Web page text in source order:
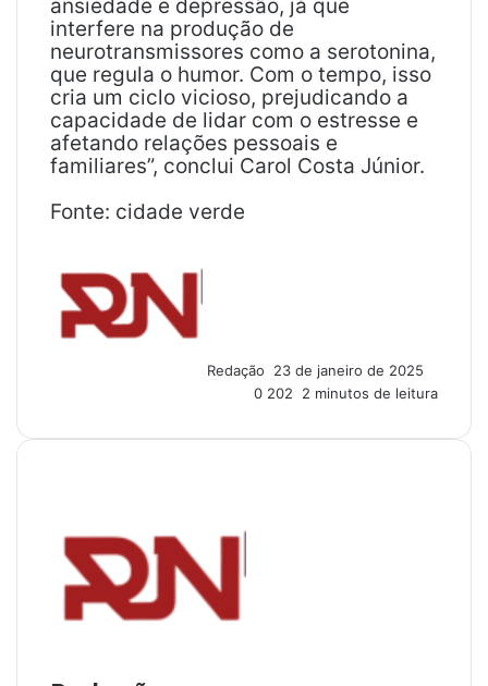
ansiedade e depressão, já que
interfere na produção de
neurotransmissores como a serotonina,
que regula o humor. Com o tempo, isso
cria um ciclo vicioso, prejudicando a
capacidade de lidar com o estresse e
afetando relações pessoais e
familiares”, conclui Carol Costa Júnior.
Fonte: cidade verde
Redação
m
e
m
23 de janeiro de 2025
0 202 2 minutos de leitura